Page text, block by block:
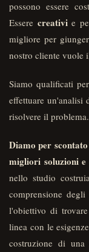
possono essere
Essere creativie
migliore per
nostro cliente vuole
Siamo qualificati
effettuare un'analisi
risolvere il problema.
Diamo per
migliori soluzioni
nello studio
comprensione
l'obiettivo di
linea con le
costruzione di